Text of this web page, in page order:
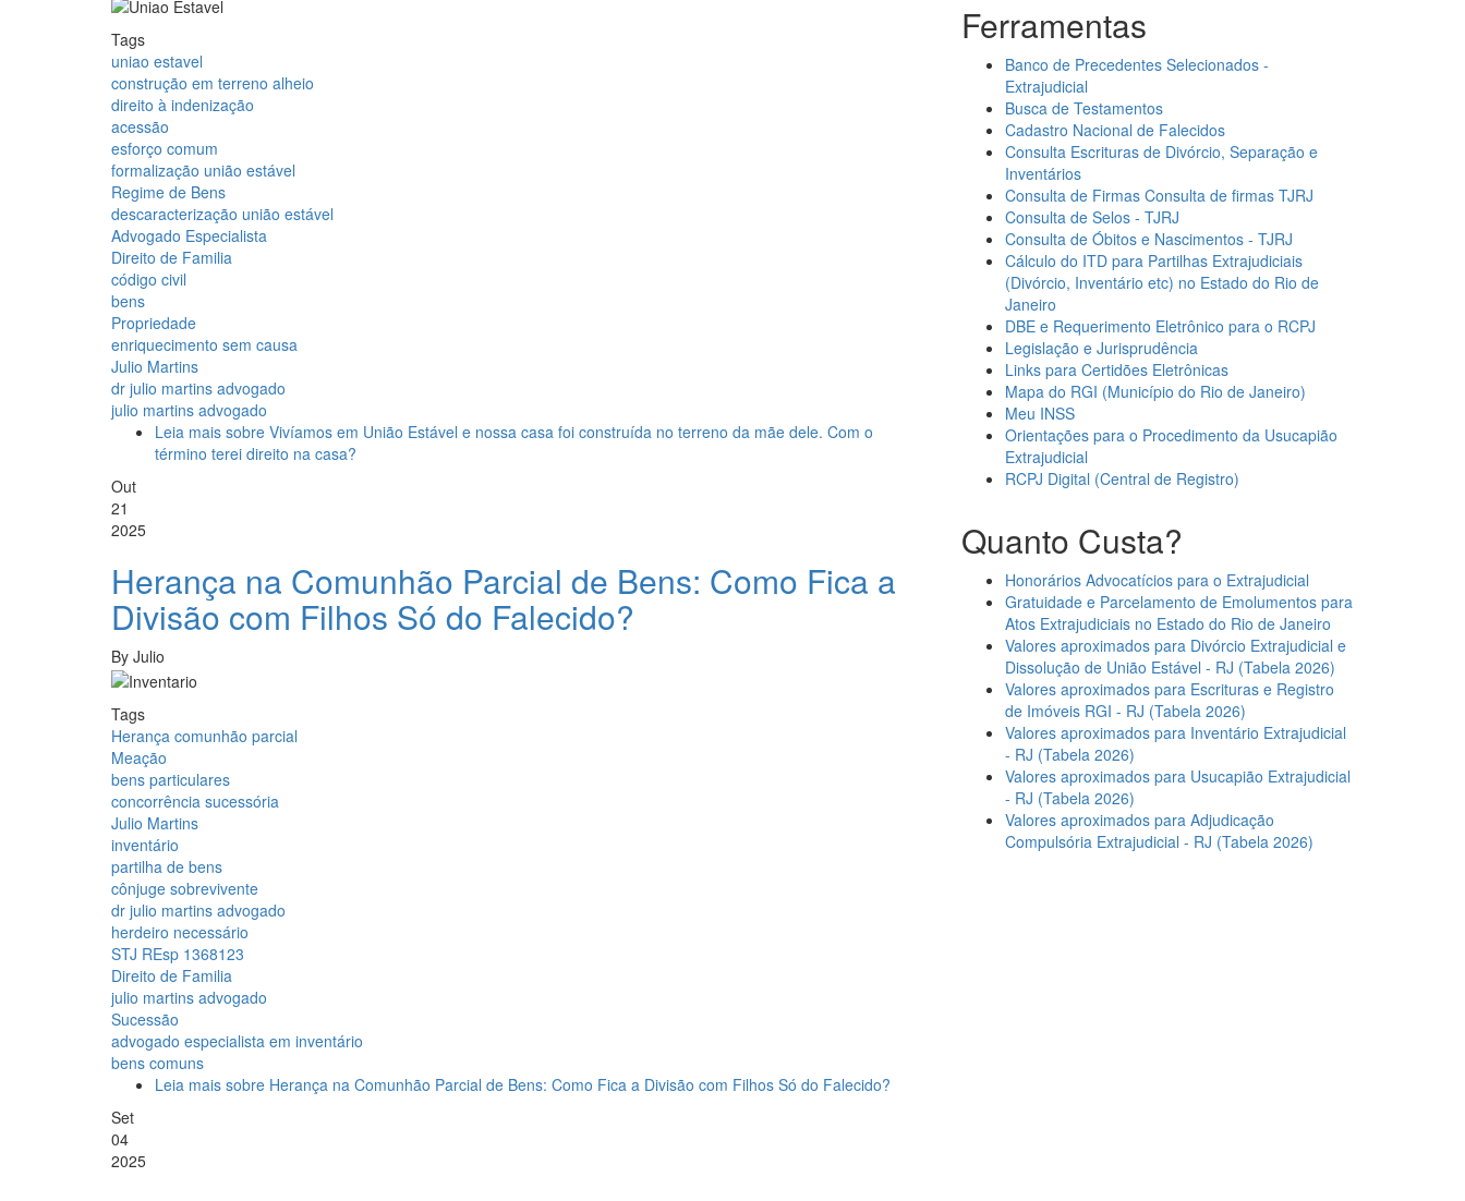
Tags
uniao estavel
construção em terreno alheio
direito à indenização
acessão
esforço comum
formalização união estável
Regime de Bens
descaracterização união estável
Advogado Especialista
Direito de Familia
código civil
bens
Propriedade
enriquecimento sem causa
Julio Martins
dr julio martins advogado
julio martins advogado
Leia mais sobre Vivíamos em União Estável e nossa casa foi construída no terreno da mãe dele. Com o
término terei direito na casa?
Out
21
2025
Herança na Comunhão Parcial de Bens: Como Fica a
Divisão com Filhos Só do Falecido?
By Julio
Tags
Herança comunhão parcial
Meação
bens particulares
concorrência sucessória
Julio Martins
inventário
partilha de bens
cônjuge sobrevivente
dr julio martins advogado
herdeiro necessário
STJ REsp 1368123
Direito de Familia
julio martins advogado
Sucessão
advogado especialista em inventário
bens comuns
Leia mais sobre Herança na Comunhão Parcial de Bens: Como Fica a Divisão com Filhos Só do Falecido?
Set
04
2025
Ferramentas
Banco de Precedentes Selecionados -
Extrajudicial
Busca de Testamentos
Cadastro Nacional de Falecidos
Consulta Escrituras de Divórcio, Separação e
Inventários
Consulta de Firmas Consulta de firmas TJRJ
Consulta de Selos - TJRJ
Consulta de Óbitos e Nascimentos - TJRJ
Cálculo do ITD para Partilhas Extrajudiciais
(Divórcio, Inventário etc) no Estado do Rio de
Janeiro
DBE e Requerimento Eletrônico para o RCPJ
Legislação e Jurisprudência
Links para Certidões Eletrônicas
Mapa do RGI (Município do Rio de Janeiro)
Meu INSS
Orientações para o Procedimento da Usucapião
Extrajudicial
RCPJ Digital (Central de Registro)
Quanto Custa?
Honorários Advocatícios para o Extrajudicial
Gratuidade e Parcelamento de Emolumentos para
Atos Extrajudiciais no Estado do Rio de Janeiro
Valores aproximados para Divórcio Extrajudicial e
Dissolução de União Estável - RJ (Tabela 2026)
Valores aproximados para Escrituras e Registro
de Imóveis RGI - RJ (Tabela 2026)
Valores aproximados para Inventário Extrajudicial
- RJ (Tabela 2026)
Valores aproximados para Usucapião Extrajudicial
- RJ (Tabela 2026)
Valores aproximados para Adjudicação
Compulsória Extrajudicial - RJ (Tabela 2026)